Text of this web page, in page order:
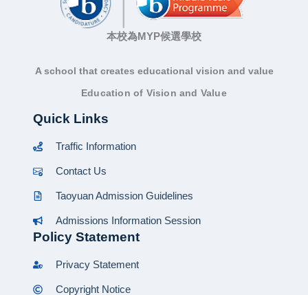
本校為MYP候選學校
A school that creates educational vision and value
Education of Vision and Value
Quick Links
Traffic Information
Contact Us
Taoyuan Admission Guidelines
Admissions Information Session
Policy Statement
Privacy Statement
Copyright Notice